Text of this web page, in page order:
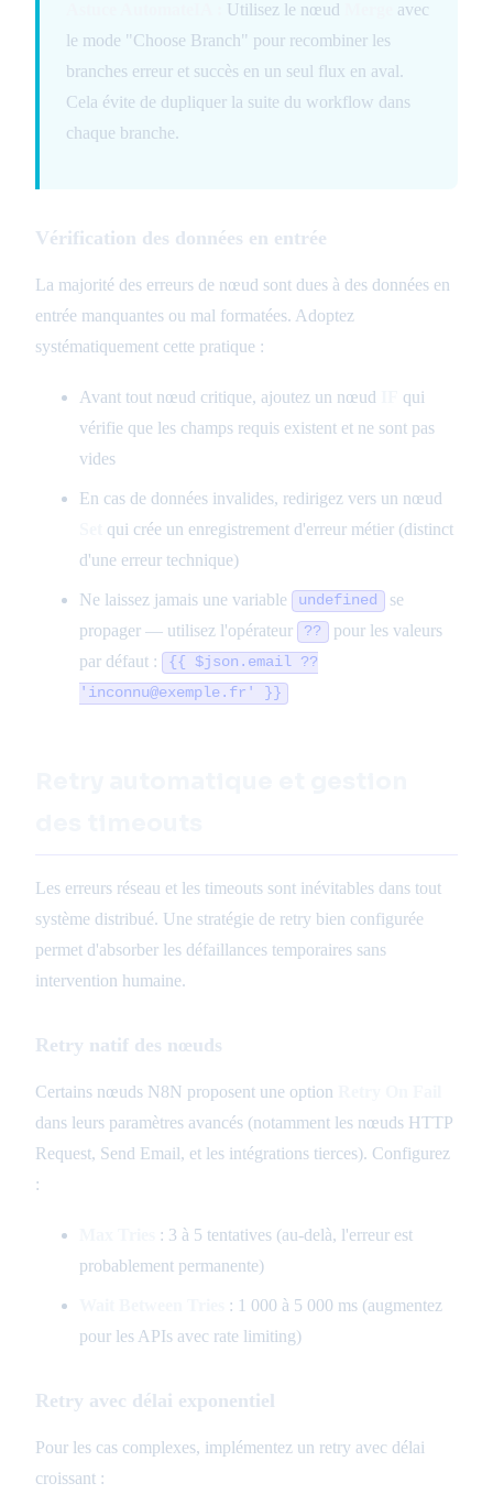
Utilisez le nœud
avec
le mode "Choose Branch" pour recombiner les
branches erreur et succès en un seul flux en aval.
Cela évite de dupliquer la suite du workflow dans
chaque branche.
Vérification des données en entrée
La majorité des erreurs de nœud sont dues à des données en
entrée manquantes ou mal formatées. Adoptez
systématiquement cette pratique :
Avant tout nœud critique, ajoutez un nœud
qui
vérifie que les champs requis existent et ne sont pas
vides
En cas de données invalides, redirigez vers un nœud
qui crée un enregistrement d'erreur métier (distinct
d'une erreur technique)
Ne laissez jamais une variable undefined
se
propager — utilisez l'opérateur
??
pour les valeurs
par défaut :
{{ $json.email ??
'inconnu@exemple.fr' }}
Les erreurs réseau et les timeouts sont inévitables dans tout
système distribué. Une stratégie de retry bien configurée
permet d'absorber les défaillances temporaires sans
intervention humaine.
Retry natif des nœuds
Certains nœuds N8N proposent une option
dans leurs paramètres avancés (notamment les nœuds HTTP
Request, Send Email, et les intégrations tierces). Configurez
:
: 3 à 5 tentatives (au-delà, l'erreur est
probablement permanente)
: 1 000 à 5 000 ms (augmentez
pour les APIs avec rate limiting)
Retry avec délai exponentiel
Pour les cas complexes, implémentez un retry avec délai
croissant :